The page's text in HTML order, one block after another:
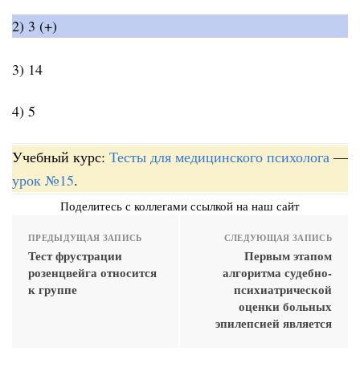
2) 3 (+)
3) 14
4) 5
Учебный курс: Тесты для медицинского психолога —
урок №15.
Поделитесь с коллегами ссылкой на наш сайт
ПРЕДЫДУЩАЯ ЗАПИСЬ
Тест фрустрации
розенцвейга относится
к группе
СЛЕДУЮЩАЯ ЗАПИСЬ
Первым этапом
алгоритма судебно-
психиатрической
оценки больных
эпилепсией является